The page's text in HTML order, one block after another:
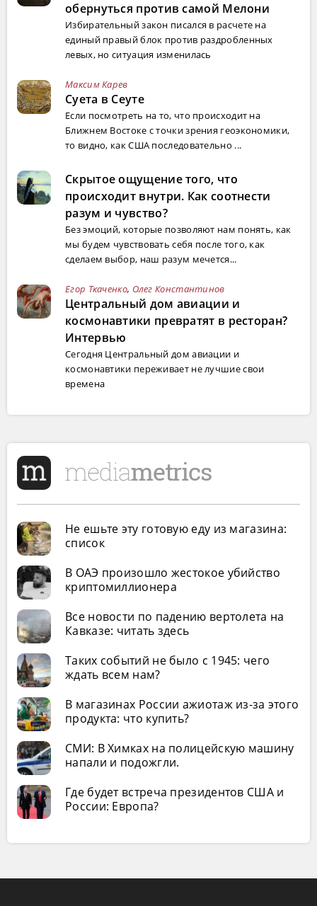
обернуться против самой Мелони
Избирательный закон писался в расчете на
единый правый блок против раздробленных
левых, но ситуация изменилась
Максим Карев
Суета в Сеуте
Если посмотреть на то, что происходит на
Ближнем Востоке с точки зрения геоэкономики,
то видно, как США последовательно ...
Скрытое ощущение того, что
происходит внутри. Как соотнести
разум и чувство?
Без эмоций, которые позволяют нам понять, как
мы будем чувствовать себя после того, как
сделаем выбор, наш разум мечется...
Егор Ткаченко, Олег Константинов
Центральный дом авиации и
космонавтики превратят в ресторан?
Интервью
Сегодня Центральный дом авиации и
космонавтики переживает не лучшие свои
времена
Не ешьте эту готовую еду из магазина:
список
В ОАЭ произошло жестокое убийство
криптомиллионера
Все новости по падению вертолета на
Кавказе: читать здесь
Таких событий не было с 1945: чего
ждать всем нам?
В магазинах России ажиотаж из-за этого
продукта: что купить?
СМИ: В Химках на полицейскую машину
напали и подожгли.
Где будет встреча президентов США и
России: Европа?